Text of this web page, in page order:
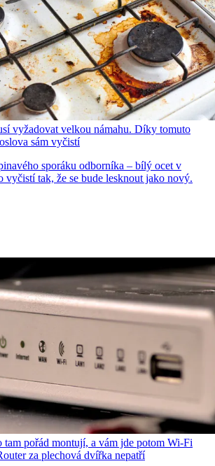
vyžadovat velkou námahu. Díky tomuto
sám vyčistí
sporáku odborníka – bílý ocet v
vyčistí tak, že se bude lesknout jako nový.
pořád montují, a vám jde potom Wi-Fi
za plechová dvířka nepatří